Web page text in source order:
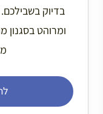
בדיוק
ומרוהט